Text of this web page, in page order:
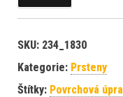
SKU: 234_1830
Kategorie: Prsteny
Štítky: Povrchová